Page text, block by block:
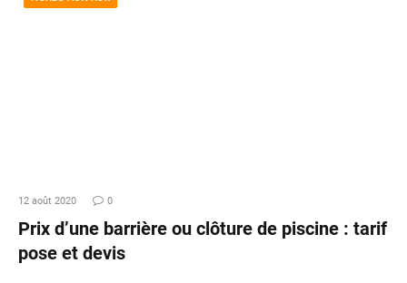
12 août 2020 0
Prix d’une barrière ou clôture de piscine : tarif
pose et devis